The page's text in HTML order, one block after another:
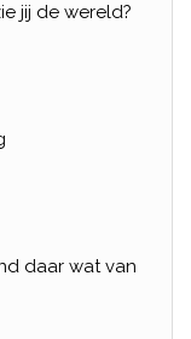
jij de wereld?
daar wat van